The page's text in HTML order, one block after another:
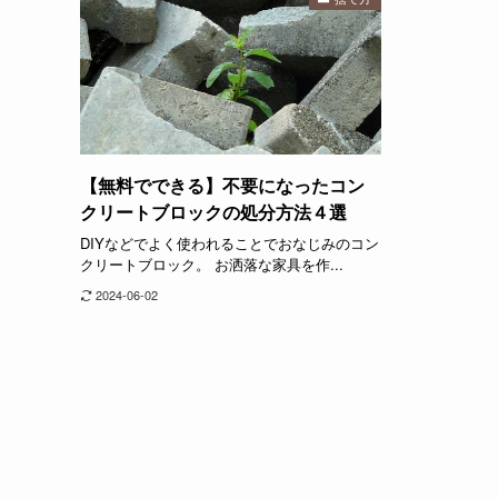
【無料でできる】不要になったコン
クリートブロックの処分方法４選
DIYなどでよく使われることでおなじみのコン
クリートブロック。 お洒落な家具を作...
2024-06-02